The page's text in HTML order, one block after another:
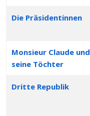
Die Präsidentinnen
Monsieur Claude und
seine Töchter
Dritte Republik